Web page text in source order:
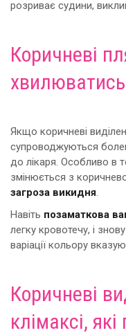
розриває судини,
Коричневі
Якщо коричневі
супроводжуються
до лікаря. Особливо в
змінюється з
загроза викидня.
Навіть позаматкова
легку кровотечу, і
варіації кольору
Коричневі
клімаксі,